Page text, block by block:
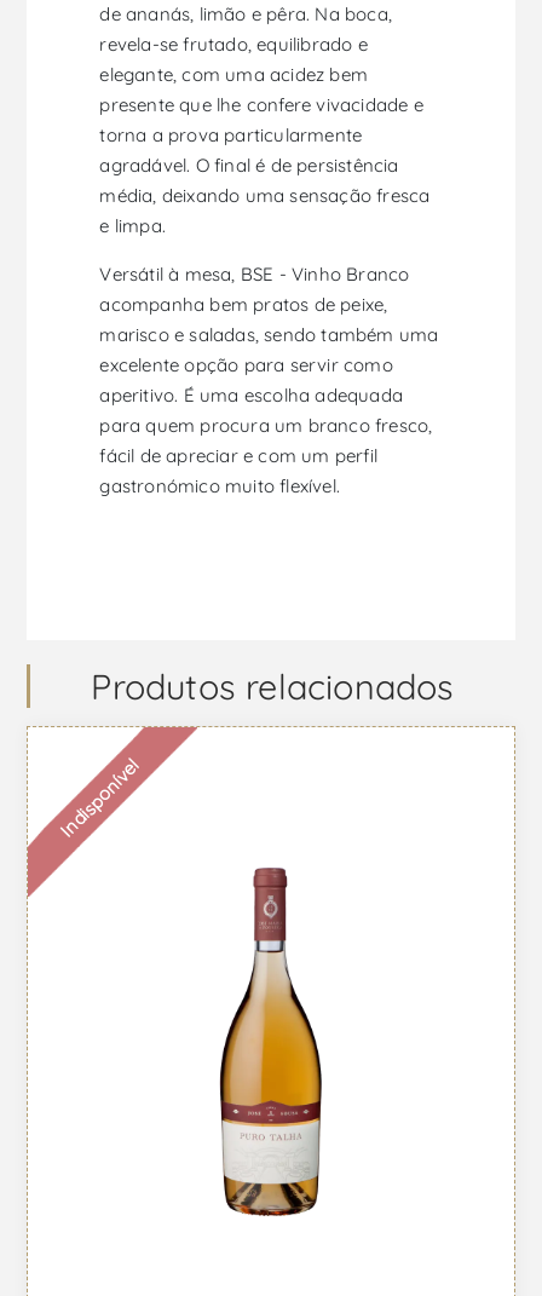
de ananás, limão e pêra. Na boca,
revela-se frutado, equilibrado e
elegante, com uma acidez bem
presente que lhe confere vivacidade e
torna a prova particularmente
agradável. O final é de persistência
média, deixando uma sensação fresca
e limpa.
Versátil à mesa, BSE - Vinho Branco
acompanha bem pratos de peixe,
marisco e saladas, sendo também uma
excelente opção para servir como
aperitivo. É uma escolha adequada
para quem procura um branco fresco,
fácil de apreciar e com um perfil
gastronómico muito flexível.
Produtos relacionados
Indisponível